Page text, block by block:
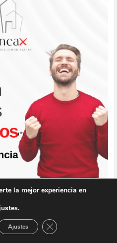
la mejor experiencia en
.
Ajustes Cerrar el banner de